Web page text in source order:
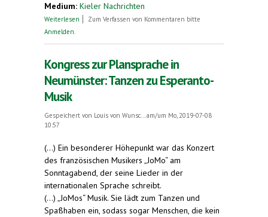
Medium: Kieler Nachrichten
Weiterlesen über Esperanto tut sich zwischen den Küsten
Zum Verfassen von Kommentaren bitte
Anmelden.
Kongress zur Plansprache in
Neumünster: Tanzen zu Esperanto-
Musik
Gespeichert von Louis von Wunsc...am/um Mo, 2019-07-08
10:57
(...) Ein besonderer Höhepunkt war das Konzert
des französischen Musikers „JoMo“ am
Sonntagabend, der seine Lieder in der
internationalen Sprache schreibt.
(...) „JoMos“ Musik. Sie lädt zum Tanzen und
Spaßhaben ein, sodass sogar Menschen, die kein